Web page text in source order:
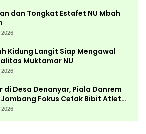
dan Tongkat Estafet NU Mbah
2026
Kidung Langit Siap Mengawal
Muktamar NU
2026
di Desa Denanyar, Piala Danrem
Jombang Fokus Cetak Bibit Atlet
Berprestasi
2026